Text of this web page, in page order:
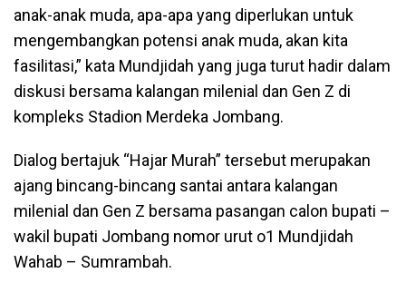
anak-anak muda, apa-apa yang diperlukan untuk
mengembangkan potensi anak muda, akan kita
fasilitasi,” kata Mundjidah yang juga turut hadir dalam
diskusi bersama kalangan milenial dan Gen Z di
kompleks Stadion Merdeka Jombang.
Dialog bertajuk “Hajar Murah” tersebut merupakan
ajang bincang-bincang santai antara kalangan
milenial dan Gen Z bersama pasangan calon bupati –
wakil bupati Jombang nomor urut o1 Mundjidah
Wahab – Sumrambah.